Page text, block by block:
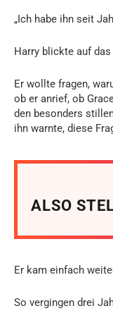
„Ich habe ihn seit
Harry blickte auf
Er wollte fragen,
ob er anrief, ob
den besonders
ihn warnte, diese
ALSO
Er kam einfach
So vergingen drei